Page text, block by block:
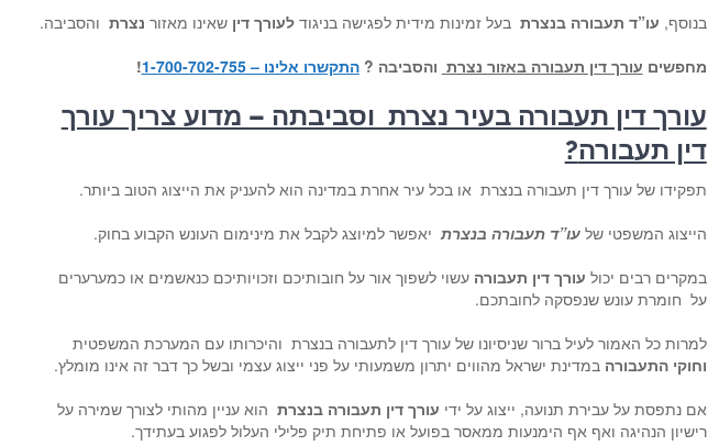
בנוסף, עו”ד תעבורה בנצרת בעל זמינות מידית לפגישה בניגודלעורך דין שאינו מאזור נצרת והסביבה.
מחפשים עורך דין תעבורה באזור נצרת והסביבה ?התקשרו אלינו – 1-700-702-755 !
עורך דין תעבורה בעיר נצרת וסביבתה – מדוע צריך עורך
דין תעבורה?
תפקידו של עורך דין תעבורה בנצרת או בכל עיר אחרת במדינה הוא להעניק את הייצוג הטוב ביותר.
הייצוג המשפטי שלעו”ד תעבורה בנצרת יאפשר למיוצג לקבל את מינימום העונש הקבוע בחוק.
במקרים רבים יכול עורך דין תעבורה עשוי לשפוך אור על חובותיכם וזכויותיכם כנאשמים או כמערערים
על חומרת עונש שנפסקה לחובתכם.
למרות כל האמור לעיל ברור שניסיונו של עורך דין לתעבורה בנצרת והיכרותו עם המערכת המשפטית
וחוקי התעבורה במדינת ישראל מהווים יתרון משמעותי על פני ייצוג עצמי ובשל כך דבר זה אינו מומלץ.
אם נתפסת על עבירת תנועה, ייצוג על ידי עורך דין תעבורה בנצרת הוא עניין מהותי לצורך שמירה על
רישיון הנהיגה ואף אף הימנעות ממאסר בפועל או פתיחת תיק פלילי העלול לפגוע בעתידך.